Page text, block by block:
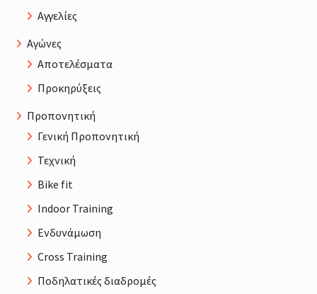
Αγγελίες
Αγώνες
Αποτελέσματα
Προκηρύξεις
Προπονητική
Γενική Προπονητική
Τεχνική
Bike fit
Indoor Training
Ενδυνάμωση
Cross Training
Ποδηλατικές διαδρομές